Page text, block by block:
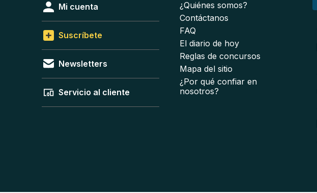
Mi cuenta
Suscríbete
Newsletters
Servicio al cliente
¿Quiénes somos?
Contáctanos
FAQ
El diario de hoy
Reglas de concursos
Mapa del sitio
¿Por qué confiar en
nosotros?